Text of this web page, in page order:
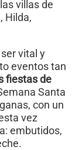
villas de
Hilda,
vital y
eventos tan
fiestas de
Santa
con un
vez
embutidos,